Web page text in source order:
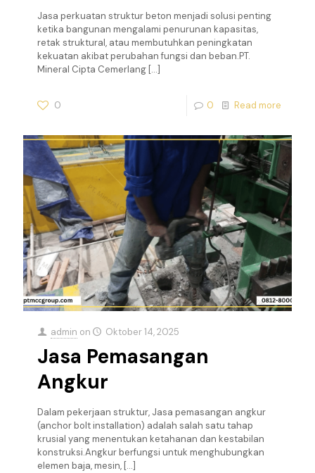
Jasa perkuatan struktur beton menjadi solusi penting
ketika bangunan mengalami penurunan kapasitas,
retak struktural, atau membutuhkan peningkatan
kekuatan akibat perubahan fungsi dan beban.PT.
Mineral Cipta Cemerlang […]
0 0 Read more
admin on Oktober 14, 2025
Jasa Pemasangan
Angkur
Dalam pekerjaan struktur, Jasa pemasangan angkur
(anchor bolt installation) adalah salah satu tahap
krusial yang menentukan ketahanan dan kestabilan
konstruksi.Angkur berfungsi untuk menghubungkan
elemen baja, mesin, […]